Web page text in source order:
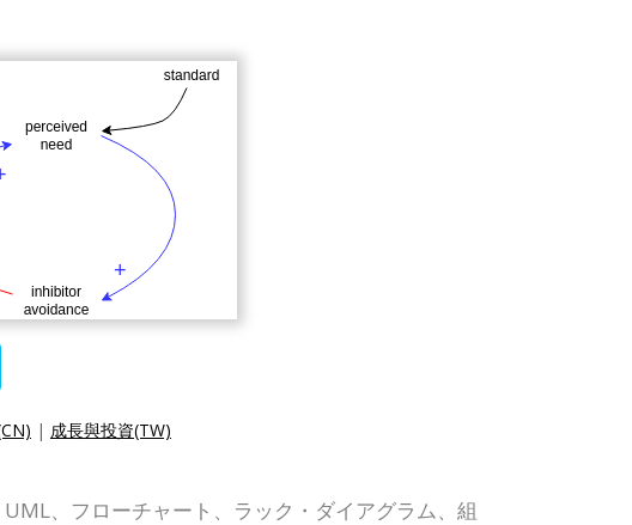
| 成長與投資(TW)
、フローチャート、ラック・ダイアグラム、組